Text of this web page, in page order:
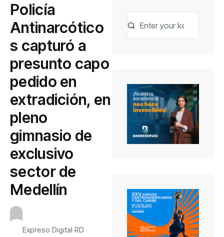
Policía
Antinarcótico
s capturó a
presunto capo
pedido en
extradición, en
pleno
gimnasio de
exclusivo
sector de
Medellín
Expreso Digital RD